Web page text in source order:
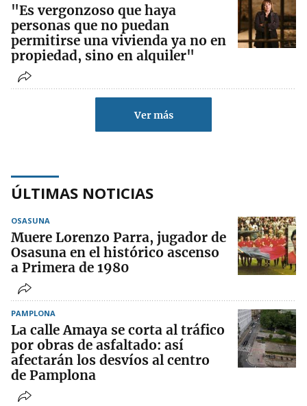
"Es vergonzoso que haya
personas que no puedan
permitirse una vivienda ya no en
propiedad, sino en alquiler"
Ver más
ÚLTIMAS NOTICIAS
OSASUNA
Muere Lorenzo Parra, jugador de
Osasuna en el histórico ascenso
a Primera de 1980
PAMPLONA
La calle Amaya se corta al tráfico
por obras de asfaltado: así
afectarán los desvíos al centro
de Pamplona